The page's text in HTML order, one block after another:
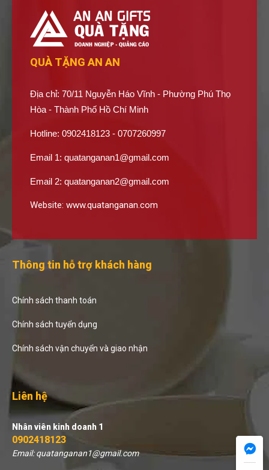
QUÀ TẶNG AN AN
Địa chỉ: 70/11 Nguyễn Háo Vĩnh - Phường Phú Thọ
Hòa - Thành Phố Hồ Chí Minh
Hotline: 0902418123 - 0707260997
Email 1: quatanganan1@gmail.com
Email 2: quatanganan2@gmail.com
Website: www.quatanganan.com
Thông tin hỗ trợ khách hàng
Chính sách thanh toán
Chính sách tuyển dụng
Chính sách vận chuyển và giao nhận
Liên hệ
Nhân viên kinh doanh 1
0902418123
Email: quatanganan1@gmail.com